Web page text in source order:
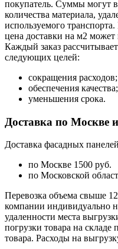
покупатель. Суммы могут
количества материала,
используемого
цена доставки на м2 может
Каждый заказ
следующих целей:
сокращения расходов;
обеспечения качества;
уменьшения срока.
Доставка по Москве
Доставка фасадных
по Москве 1500 руб.
по Московской
Перевозка объема свыше
компании индивидуально
удаленности места
погрузки товара на складе
товара. Расходы на